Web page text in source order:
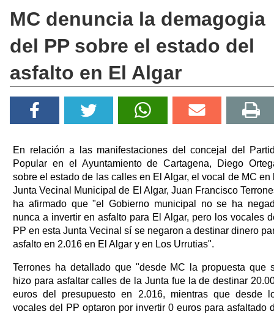
MC denuncia la demagogia
del PP sobre el estado del
asfalto en El Algar
En relación a las manifestaciones del concejal del
Popular en el Ayuntamiento de Cartagena, Diego
sobre el estado de las calles en El Algar, el vocal de MC en
Junta Vecinal Municipal de El Algar, Juan Francisco
ha afirmado que "el Gobierno municipal no se ha
nunca a invertir en asfalto para El Algar, pero los vocales
PP en esta Junta Vecinal sí se negaron a destinar dinero
asfalto en 2.016 en El Algar y en Los Urrutias".
Terrones ha detallado que "desde MC la propuesta que
hizo para asfaltar calles de la Junta fue la de destinar
euros del presupuesto en 2.016, mientras que desde
vocales del PP optaron por invertir 0 euros para asfaltado